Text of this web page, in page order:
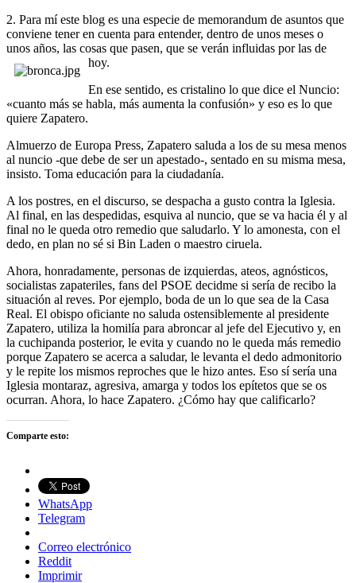
2. Para mí este blog es una especie de memorandum de asuntos que
conviene tener en cuenta para entender, dentro de unos meses o
unos años, las cosas que pasen, que se verán influidas por las de
hoy.
En ese sentido, es cristalino lo que dice el Nuncio:
«cuanto más se habla, más aumenta la confusión» y eso es lo que
quiere Zapatero.
Almuerzo de Europa Press, Zapatero saluda a los de su mesa menos
al nuncio -que debe de ser un apestado-, sentado en su misma mesa,
insisto. Toma educación para la ciudadanía.
A los postres, en el discurso, se despacha a gusto contra la Iglesia.
Al final, en las despedidas, esquiva al nuncio, que se va hacia él y al
final no le queda otro remedio que saludarlo. Y lo amonesta, con el
dedo, en plan no sé si Bin Laden o maestro ciruela.
Ahora, honradamente, personas de izquierdas, ateos, agnósticos,
socialistas zapateriles, fans del PSOE decidme si sería de recibo la
situación al reves. Por ejemplo, boda de un lo que sea de la Casa
Real. El obispo oficiante no saluda ostensiblemente al presidente
Zapatero, utiliza la homilía para abroncar al jefe del Ejecutivo y, en
la cuchipanda posterior, le evita y cuando no le queda más remedio
porque Zapatero se acerca a saludar, le levanta el dedo admonitorio
y le repite los mismos reproches que le hizo antes. Eso sí sería una
Iglesia montaraz, agresiva, amarga y todos los epítetos que se os
ocurran. Ahora, lo hace Zapatero. ¿Cómo hay que calificarlo?
Comparte esto:
WhatsApp
Telegram
Correo electrónico
Reddit
Imprimir